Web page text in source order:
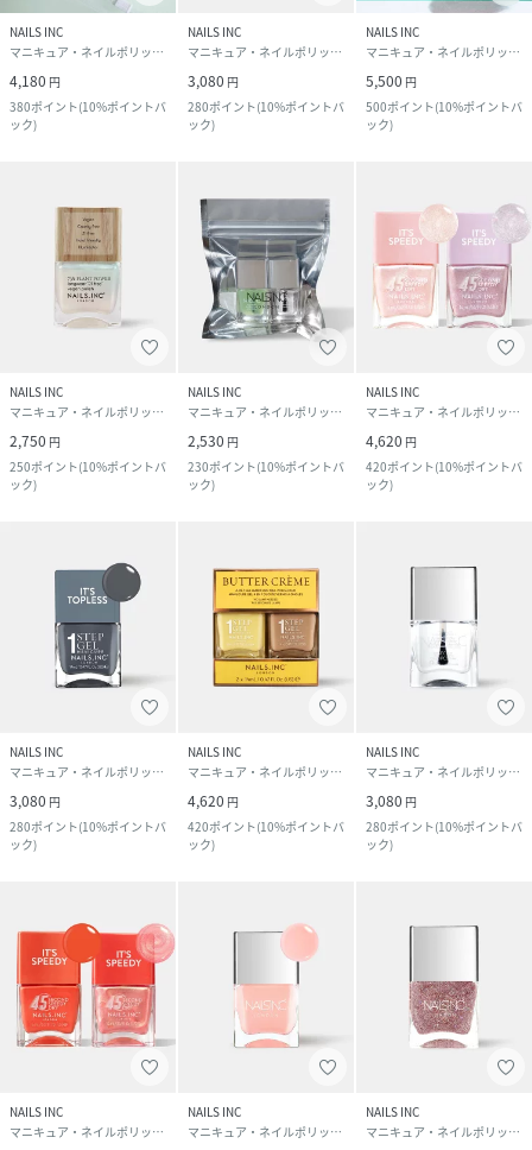
NAILS INC
マニキュア・ネイルポリッシュ
4,180 円
380ポイント(10%ポイントバ
ック)
NAILS INC
マニキュア・ネイルポリッシュ
3,080 円
280ポイント(10%ポイントバ
ック)
NAILS INC
マニキュア・ネイルポリッシュ
5,500 円
500ポイント(10%ポイントバ
ック)
NAILS INC
マニキュア・ネイルポリッシュ
2,750 円
250ポイント(10%ポイントバ
ック)
NAILS INC
マニキュア・ネイルポリッシュ
2,530 円
230ポイント(10%ポイントバ
ック)
NAILS INC
マニキュア・ネイルポリッシュ
4,620 円
420ポイント(10%ポイントバ
ック)
NAILS INC
マニキュア・ネイルポリッシュ
3,080 円
280ポイント(10%ポイントバ
ック)
NAILS INC
マニキュア・ネイルポリッシュ
4,620 円
420ポイント(10%ポイントバ
ック)
NAILS INC
マニキュア・ネイルポリッシュ
3,080 円
280ポイント(10%ポイントバ
ック)
NAILS INC
マニキュア・ネイルポリッシュ
NAILS INC
マニキュア・ネイルポリッシュ
NAILS INC
マニキュア・ネイルポリッシュ